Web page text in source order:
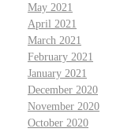
May 2021
April 2021
March 2021
February 2021
January 2021
December 2020
November 2020
October 2020